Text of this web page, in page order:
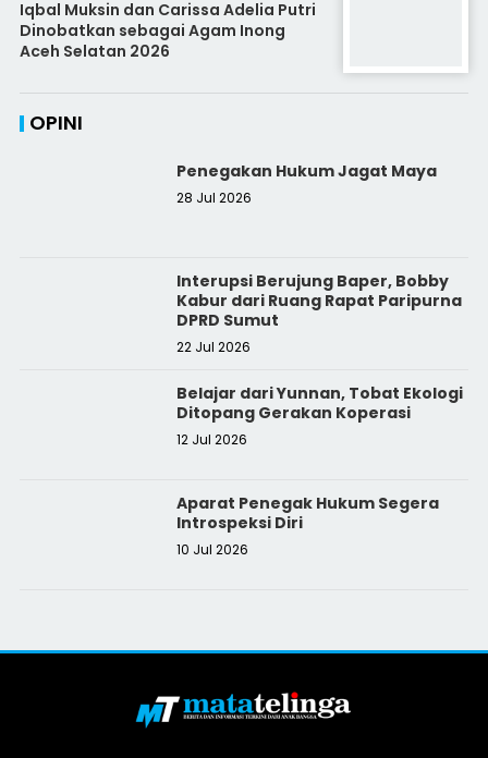
Iqbal Muksin dan Carissa Adelia Putri
Dinobatkan sebagai Agam Inong
Aceh Selatan 2026
OPINI
Penegakan Hukum Jagat Maya
28 Jul 2026
Interupsi Berujung Baper, Bobby
Kabur dari Ruang Rapat Paripurna
DPRD Sumut
22 Jul 2026
Belajar dari Yunnan, Tobat Ekologi
Ditopang Gerakan Koperasi
12 Jul 2026
Aparat Penegak Hukum Segera
Introspeksi Diri
10 Jul 2026